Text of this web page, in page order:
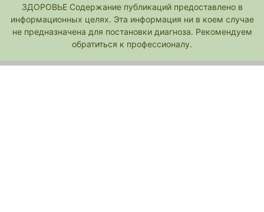
ЗДОРОВЬЕ Содержание публикаций предоставлено в
информационных целях. Эта информация ни в коем случае
не предназначена для постановки диагноза. Рекомендуем
обратиться к профессионалу.